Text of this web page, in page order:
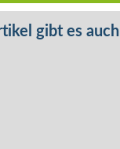
gibt es